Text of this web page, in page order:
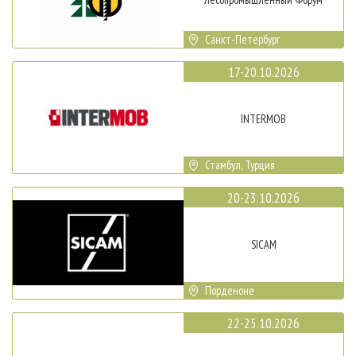
Санкт-Петербург
17-20.10.2026
INTERMOB
Стамбул, Турция
20-23.10.2026
SICAM
Порденоне
22-25.10.2026